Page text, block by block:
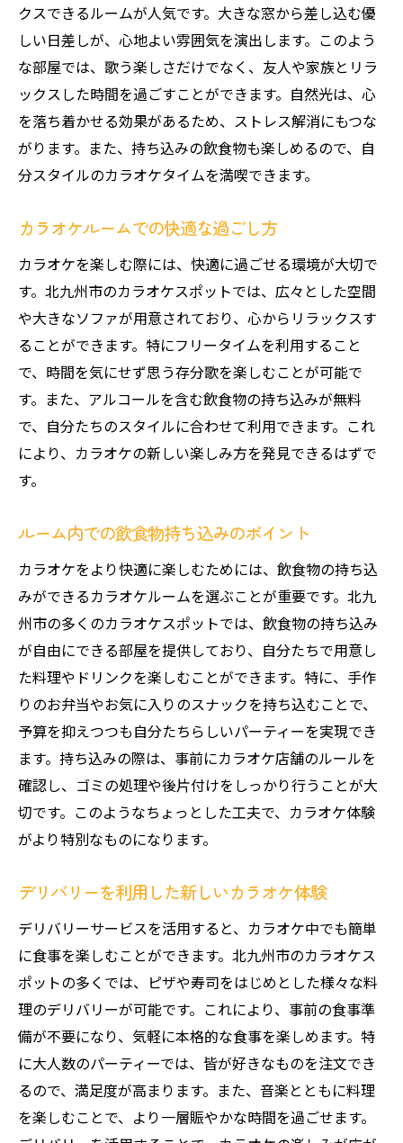
クスできるルームが人気です。大きな窓から差し込む優
しい日差しが、心地よい雰囲気を演出します。このよう
な部屋では、歌う楽しさだけでなく、友人や家族とリラ
ックスした時間を過ごすことができます。自然光は、心
を落ち着かせる効果があるため、ストレス解消にもつな
がります。また、持ち込みの飲食物も楽しめるので、自
分スタイルのカラオケタイムを満喫できます。
カラオケルームでの快適な過ごし方
カラオケを楽しむ際には、快適に過ごせる環境が大切で
す。北九州市のカラオケスポットでは、広々とした空間
や大きなソファが用意されており、心からリラックスす
ることができます。特にフリータイムを利用すること
で、時間を気にせず思う存分歌を楽しむことが可能で
す。また、アルコールを含む飲食物の持ち込みが無料
で、自分たちのスタイルに合わせて利用できます。これ
により、カラオケの新しい楽しみ方を発見できるはずで
す。
ルーム内での飲食物持ち込みのポイント
カラオケをより快適に楽しむためには、飲食物の持ち込
みができるカラオケルームを選ぶことが重要です。北九
州市の多くのカラオケスポットでは、飲食物の持ち込み
が自由にできる部屋を提供しており、自分たちで用意し
た料理やドリンクを楽しむことができます。特に、手作
りのお弁当やお気に入りのスナックを持ち込むことで、
予算を抑えつつも自分たちらしいパーティーを実現でき
ます。持ち込みの際は、事前にカラオケ店舗のルールを
確認し、ゴミの処理や後片付けをしっかり行うことが大
切です。このようなちょっとした工夫で、カラオケ体験
がより特別なものになります。
デリバリーを利用した新しいカラオケ体験
デリバリーサービスを活用すると、カラオケ中でも簡単
に食事を楽しむことができます。北九州市のカラオケス
ポットの多くでは、ピザや寿司をはじめとした様々な料
理のデリバリーが可能です。これにより、事前の食事準
備が不要になり、気軽に本格的な食事を楽しめます。特
に大人数のパーティーでは、皆が好きなものを注文でき
るので、満足度が高まります。また、音楽とともに料理
を楽しむことで、より一層賑やかな時間を過ごせます。